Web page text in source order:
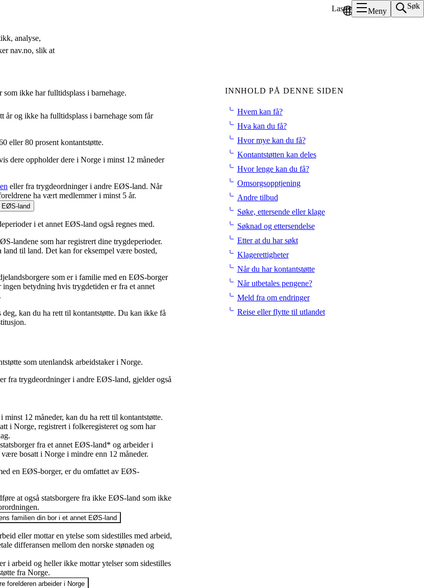
analyse,
nav.no, slik at
Laster Meny
Søk
Språk/Language
som ikke har fulltidsplass i barnehage. INNHOLD PÅ DENNE SIDEN
Hvem kan få?
Hva kan du få?
Hvor mye kan du få?
Kontantstøtten kan deles
Hvor lenge kan du få?
Omsorgsopptjening
Andre tilbud
Søke, ettersende eller klage
Søknad og ettersendelse
Etter at du har søkt
Klagerettigheter
Når du har kontantstøtte
Når utbetales pengene?
Meld fra om endringer
Reise eller flytte til utlandet
år og ikke ha fulltidsplass i barnehage som får
eller 80 prosent kontantstøtte.
dere oppholder dere i Norge i minst 12 måneder
eller fra trygdeordninger i andre EØS-land. Når
ha vært medlemmer i minst 5 år.
EØS-land
i et annet EØS-land også regnes med.
landene som har registrert dine trygdeperioder.
til land. Det kan for eksempel være bosted,
som er i familie med en EØS-borger
betydning hvis trygdetiden er fra et annet
kan du ha rett til kontantstøtte. Du kan ikke få
som utenlandsk arbeidstaker i Norge.
fra trygdeordninger i andre EØS-land, gjelder også
12 måneder, kan du ha rett til kontantstøtte.
i Norge, registrert i folkeregisteret og som har
fra et annet EØS-land* og arbeider i
bosatt i Norge i mindre enn 12 måneder.
en EØS-borger, er du omfattet av EØS-
at også statsborgere fra ikke EØS-land som ikke
familien din bor i et annet EØS-land
eller mottar en ytelse som sidestilles med arbeid,
differansen mellom den norske stønaden og
i arbeid og heller ikke mottar ytelser som sidestilles
fra Norge.
forelderen arbeider i Norge